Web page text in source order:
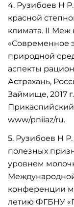
4. Рузибоев Н
красной
климата. II Меж
«Современное
природной
аспекты
Астрахань,
Займище, 2017
www/pniiaz/ru.
5. Рузибоев Н
полезных
уровнем
конференции
летию ФГБНУ